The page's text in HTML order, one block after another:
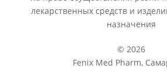
лекарственных средств и
назначения
© 2026
Fenix Med Pharm,